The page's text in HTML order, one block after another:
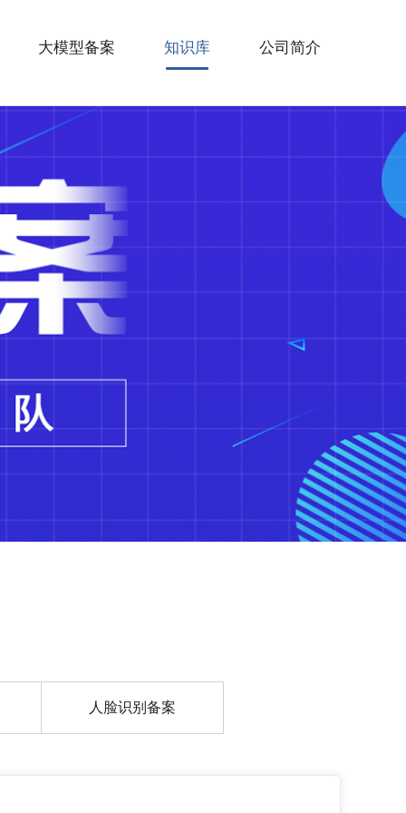
大模型备案 知识库 公司简介
人脸识别备案